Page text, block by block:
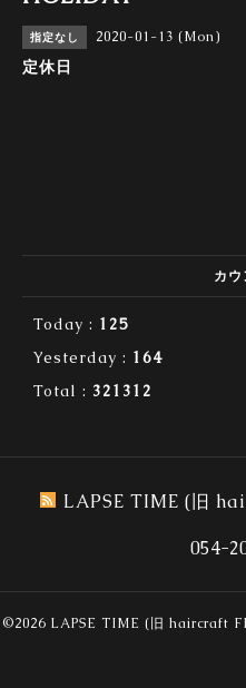
指定なし 2020-01-13 (Mon)
定休日
カ
Today : 125
Yesterday : 164
Total : 321312
LAPSE TIME (旧
054-
©2026 LAPSE TIME (旧 haircraft